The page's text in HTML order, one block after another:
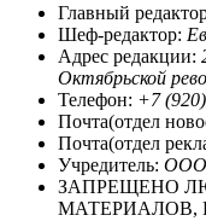
Главный
Шеф-редактор:
Адрес редакции:
Октябрьской
Телефон: +7
Почта(отдел
Почта(отдел
Учредитель: ООО
ЗАПРЕЩЕНО
МАТЕРИАЛОВ,